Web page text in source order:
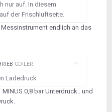
nur auf. In diesem
der Frischluftseite.
endlich an das
CDILER:
Ladedruck
0,8 bar Unterdruck.. und